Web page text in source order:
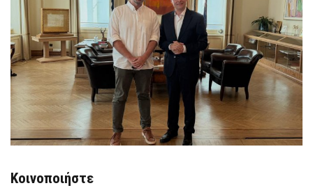
Κοινοποιήστε